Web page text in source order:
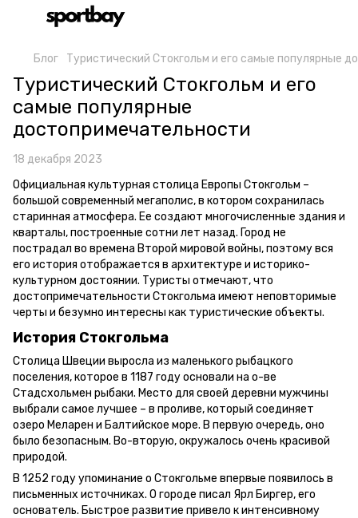
Блог Туристический Стокгольм и его самые популярные
Туристический Стокгольм и его
самые популярные
достопримечательности
18 декабря 2023
Официальная культурная столица Европы Стокгольм –
большой современный мегаполис, в котором сохранилась
старинная атмосфера. Ее создают многочисленные здания и
кварталы, построенные сотни лет назад. Город не
пострадал во времена Второй мировой войны, поэтому вся
его история отображается в архитектуре и историко-
культурном достоянии. Туристы отмечают, что
достопримечательности Стокгольма имеют неповторимые
черты и безумно интересны как туристические объекты.
История Стокгольма
Столица Швеции выросла из маленького рыбацкого
поселения, которое в 1187 году основали на о-ве
Стадсхольмен рыбаки. Место для своей деревни мужчины
выбрали самое лучшее – в проливе, который соединяет
озеро Меларен и Балтийское море. В первую очередь, оно
было безопасным. Во-вторую, окружалось очень красивой
природой.
В 1252 году упоминание о Стокгольме впервые появилось в
письменных источниках. О городе писал Ярл Биргер, его
основатель. Быстрое развитие привело к интенсивному